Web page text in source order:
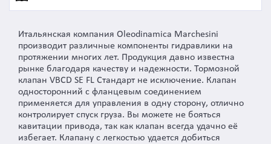
Итальянская компания Oleodinamica Marchesini
производит различные компоненты гидравлики на
протяжении многих лет. Продукция давно известна
рынке благодаря качеству и надежности. Тормозной
клапан VBCD SE FL Стандарт не исключение. Клапан
односторонний с фланцевым соединением
применяется для управления в одну сторону, отлично
контролирует спуск груза. Вы можете не бояться
кавитации привода, так как клапан всегда удачно её
избегает. Клапану с легкостью удается добиться